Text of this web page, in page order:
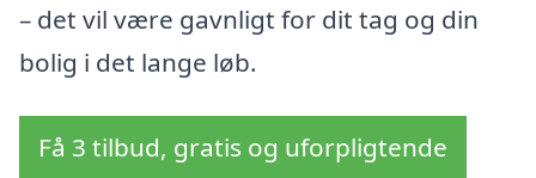
– det vil være gavnligt for dit tag og din
bolig i det lange løb.
Få 3 tilbud, gratis og uforpligtende